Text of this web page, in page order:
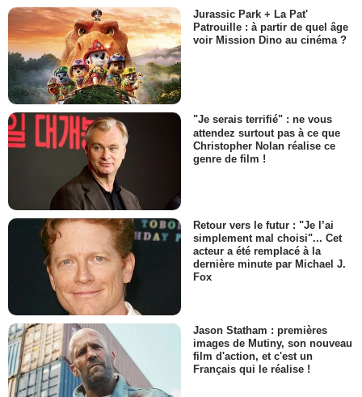
Jurassic Park + La Pat'
Patrouille : à partir de quel âge
voir Mission Dino au cinéma ?
"Je serais terrifié" : ne vous
attendez surtout pas à ce que
Christopher Nolan réalise ce
genre de film !
Retour vers le futur : "Je l’ai
simplement mal choisi"... Cet
acteur a été remplacé à la
dernière minute par Michael J.
Fox
Jason Statham : premières
images de Mutiny, son nouveau
film d'action, et c'est un
Français qui le réalise !